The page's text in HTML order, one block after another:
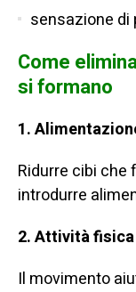
sensazione di
Come
si formano
1.
Ridurre cibi
introdurre
2. Attività fisica
Il movimento